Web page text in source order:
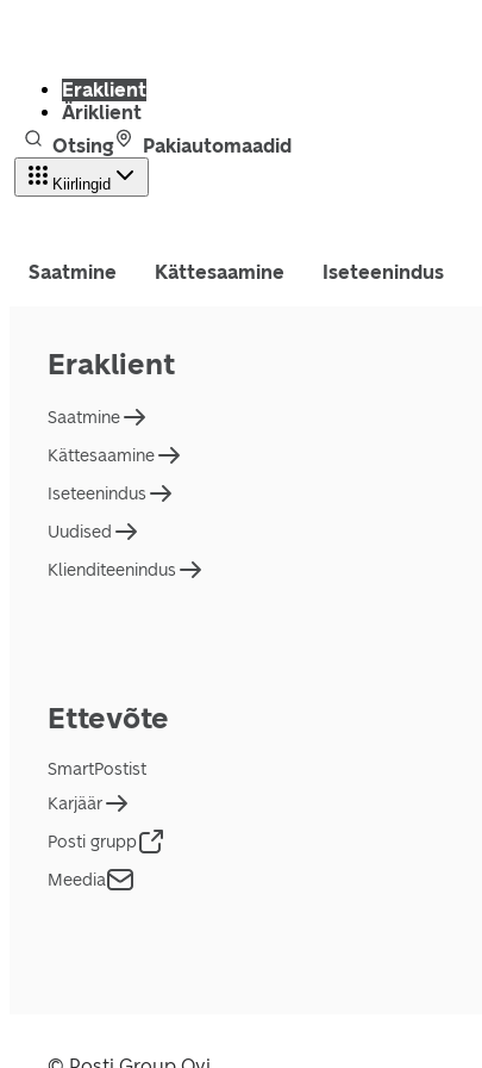
Eraklient
Äriklient
Otsing
Pakiautomaadid
Kiirlingid
Saatmine Kättesaamine Iseteenindus
Eraklient
Saatmine
Kättesaamine
Iseteenindus
Uudised
Klienditeenindus
Ettevõte
SmartPostist
Karjäär
Posti grupp
Meedia